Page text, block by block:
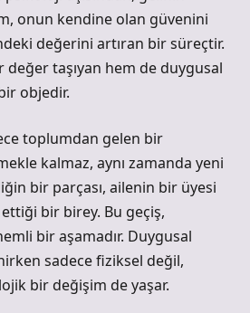
onun kendine olan güvenini
değerini artıran bir süreçtir.
değer taşıyan hem de duygusal
objedir.
toplumdan gelen bir
kalmaz, aynı zamanda yeni
bir parçası, ailenin bir üyesi
bir birey. Bu geçiş,
bir aşamadır. Duygusal
sadece fiziksel değil,
bir değişim de yaşar.